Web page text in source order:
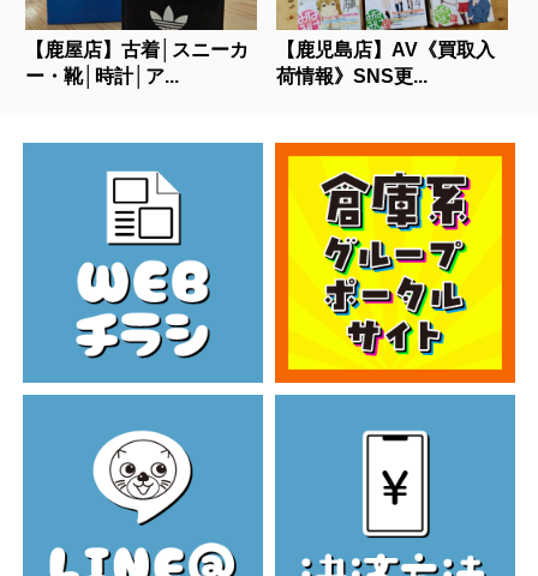
【鹿屋店】古着│スニーカ
ー・靴│時計│ア...
【鹿児島店】AV《買取入
荷情報》SNS更...